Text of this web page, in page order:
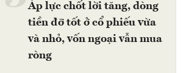
Áp lực chốt lời tăng, dòng
tiền đỡ tốt ở cổ phiếu vừa
và nhỏ, vốn ngoại vẫn mua
ròng